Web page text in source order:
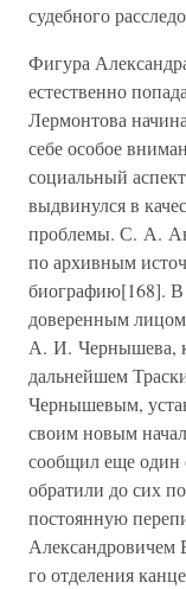
судебного
Фигура
естественно
Лермонтова
себе особое
социальный
выдвинулся в
проблемы. С. А.
по архивным
биографию[168]. В
доверенным
А. И. Чернышева,
дальнейшем
Чернышевым,
своим новым
сообщил еще один
обратили до сих
постоянную
Александровичем
го отделения